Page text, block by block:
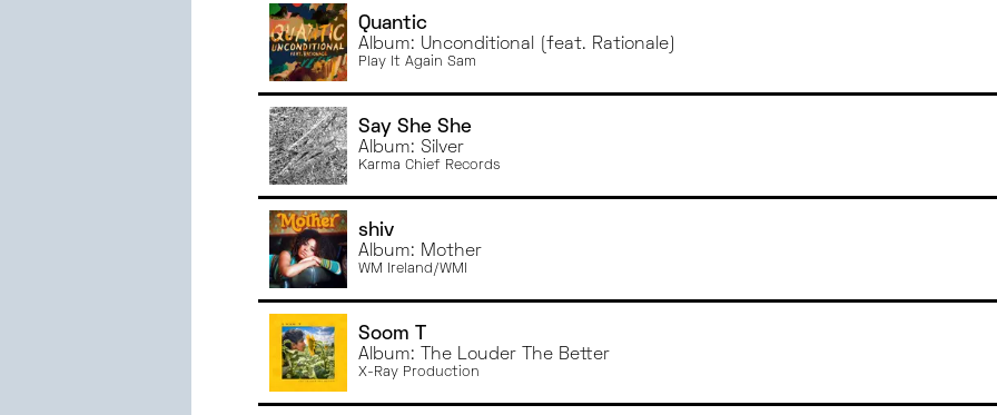
Quantic
Album: Unconditional (feat. Rationale)
Play It Again Sam
Say She She
Album: Silver
Karma Chief Records
shiv
Album: Mother
WM Ireland/WMI
Soom T
Album: The Louder The Better
X-Ray Production